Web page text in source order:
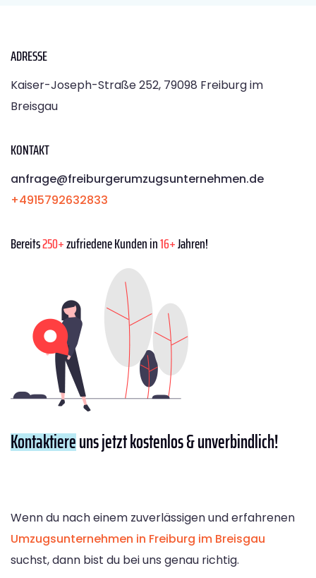
ADRESSE
Kaiser-Joseph-Straße 252, 79098 Freiburg im
Breisgau
KONTAKT
anfrage@freiburgerumzugsunternehmen.de
+4915792632833
Bereits250+zufriedene Kunden in16+Jahren!
Kontaktiereuns jetzt kostenlos & unverbindlich!
Wenn du nach einem zuverlässigen und erfahrenen
Umzugsunternehmen in Freiburg im Breisgau
suchst, dann bist du bei uns genau richtig.